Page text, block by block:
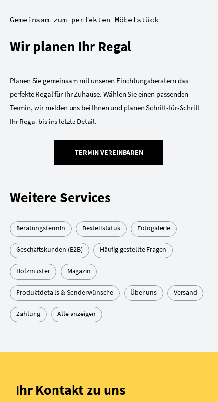
Gemeinsam zum perfekten Möbelstück
Wir planen Ihr Regal
Planen Sie gemeinsam mit unseren Einchtungsberatern das
perfekte Regal für Ihr Zuhause. Wählen Sie einen passenden
Termin, wir melden uns bei Ihnen und planen Schritt-für-Schritt
Ihr Regal bis ins letzte Detail.
TERMIN VEREINBAREN
Weitere Services
Beratungstermin Bestellstatus Fotogalerie
Geschäftskunden (B2B) Häufig gestellte Fragen
Holzmuster Magazin
Produktdetails & Sonderwünsche Über uns Versand
Zahlung Alle anzeigen
Ihr Kontakt zu uns